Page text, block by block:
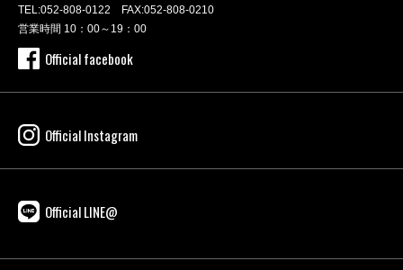
TEL:052-808-0122 FAX:052-808-0210
営業時間 10：00～19：00
Official facebook
Official Instagram
Official LINE@